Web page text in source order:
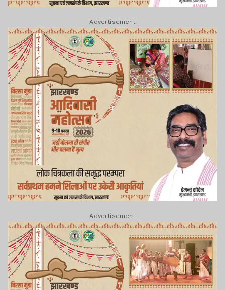
Advertisement
Advertisement